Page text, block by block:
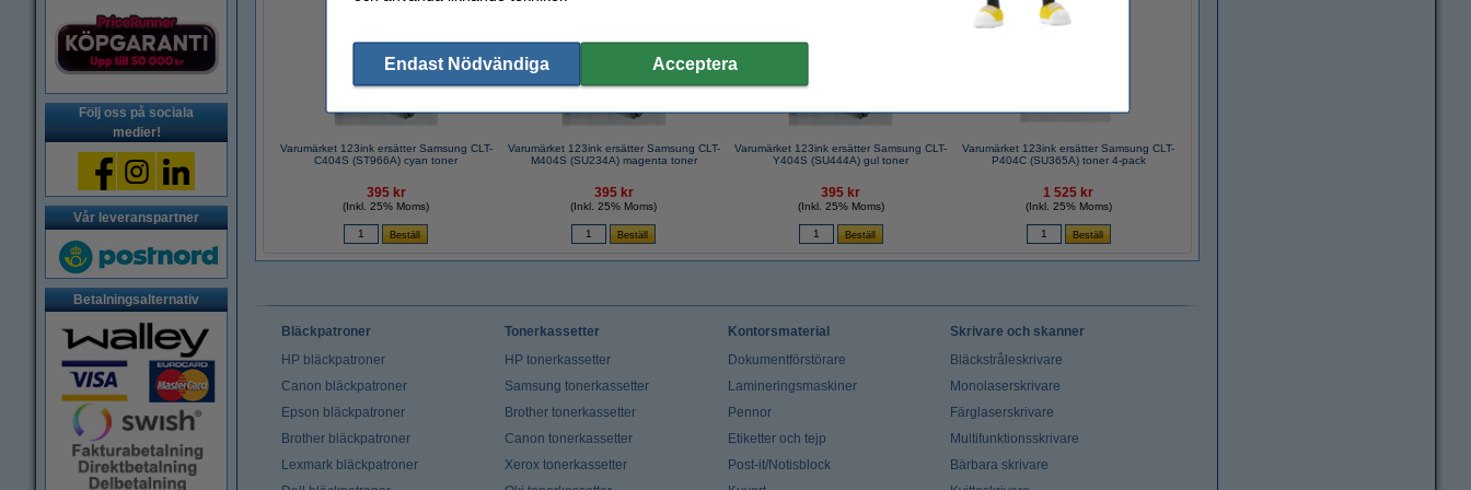
Följ oss på sociala
medier!
Vår leveranspartner
Betalningsalternativ
Varumärket 123ink ersätter Samsung CLT-
C404S (ST966A) cyan toner
395 kr
(Inkl. 25% Moms)
Varumärket 123ink ersätter Samsung CLT-
M404S (SU234A) magenta toner
395 kr
(Inkl. 25% Moms)
Varumärket 123ink ersätter Samsung CLT-
Y404S (SU444A) gul toner
395 kr
(Inkl. 25% Moms)
Varumärket 123ink ersätter Samsung CLT-
P404C (SU365A) toner 4-pack
1 525 kr
(Inkl. 25% Moms)
Bläckpatroner
HP bläckpatroner
Canon bläckpatroner
Epson bläckpatroner
Brother bläckpatroner
Lexmark bläckpatroner
Tonerkassetter
HP tonerkassetter
Samsung tonerkassetter
Brother tonerkassetter
Canon tonerkassetter
Xerox tonerkassetter
Kontorsmaterial
Dokumentförstörare
Lamineringsmaskiner
Pennor
Etiketter och tejp
Post-it/Notisblock
Skrivare och skanner
Bläckstråleskrivare
Monolaserskrivare
Färglaserskrivare
Multifunktionsskrivare
Bärbara skrivare
Endast Nödvändiga Acceptera